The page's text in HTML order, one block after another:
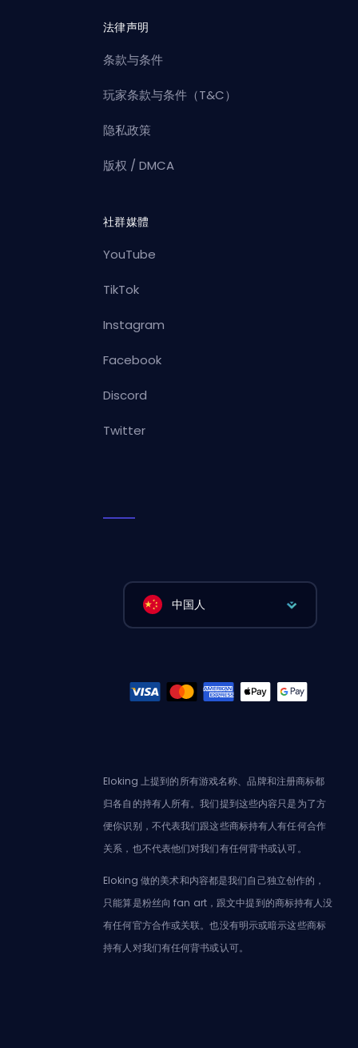
法律声明
条款与条件
玩家条款与条件（T&C）
隐私政策
版权 / DMCA
社群媒體
YouTube
TikTok
Instagram
Facebook
Discord
Twitter
中国人
Eloking 上提到的所有游戏名称、品牌和注册商标都
归各自的持有人所有。我们提到这些内容只是为了方
便你识别，不代表我们跟这些商标持有人有任何合作
关系，也不代表他们对我们有任何背书或认可。
Eloking 做的美术和内容都是我们自己独立创作的，
只能算是粉丝向 fan art，跟文中提到的商标持有人没
有任何官方合作或关联。也没有明示或暗示这些商标
持有人对我们有任何背书或认可。